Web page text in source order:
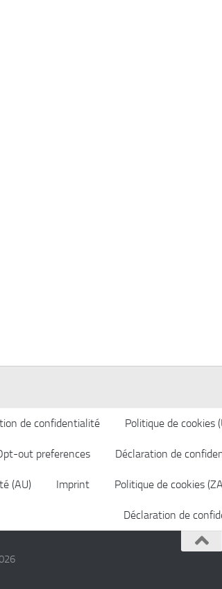
de confidentialité Politique de cookies
out preferences Déclaration de
(AU) Imprint Politique de cookies
Déclaration de